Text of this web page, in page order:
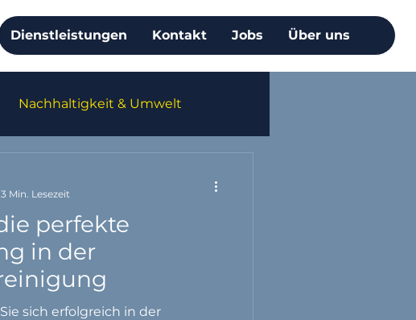
Dienstleistungen Kontakt Jobs Über uns
Nachhaltigkeit & Umwelt
perfekte
in der
sich erfolgreich in der
3 Min. Lesezeit